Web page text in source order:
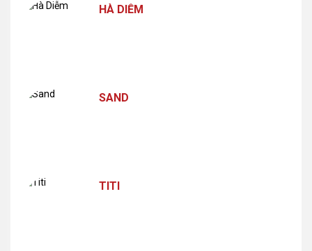
HÀ DIỄM
SAND
TITI